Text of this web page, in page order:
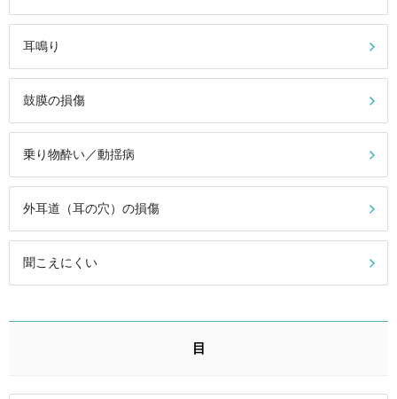
耳鳴り
鼓膜の損傷
乗り物酔い／動揺病
外耳道（耳の穴）の損傷
聞こえにくい
目